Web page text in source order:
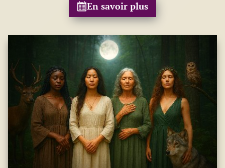
En savoir plus